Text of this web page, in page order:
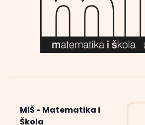
MiŠ - Matematika i
Škola